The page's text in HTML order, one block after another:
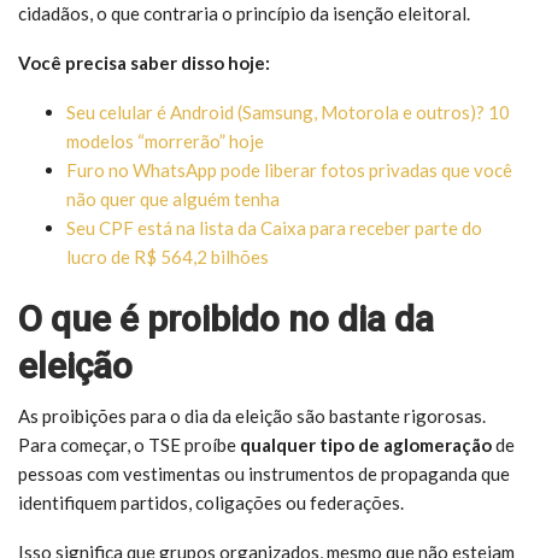
cidadãos, o que contraria o princípio da isenção eleitoral.
Você precisa saber disso hoje:
Seu celular é Android (Samsung, Motorola e outros)? 10
modelos “morrerão” hoje
Furo no WhatsApp pode liberar fotos privadas que você
não quer que alguém tenha
Seu CPF está na lista da Caixa para receber parte do
lucro de R$ 564,2 bilhões
O que é proibido no dia da
eleição
As proibições para o dia da eleição são bastante rigorosas.
Para começar, o TSE proíbe qualquer tipo de aglomeraçãode
pessoas com vestimentas ou instrumentos de propaganda que
identifiquem partidos, coligações ou federações.
Isso significa que grupos organizados, mesmo que não estejam